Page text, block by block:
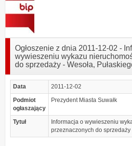
Ogłoszenie z dnia 2011-12-02 -
wywieszeniu wykazu
do sprzedaży - Wesoła,
Data
2011-12-02
Podmiot
ogłaszający
Prezydent Miasta Suwałk
Tytuł
Informacja o wywieszeniu
przeznaczonych do sprzedaży